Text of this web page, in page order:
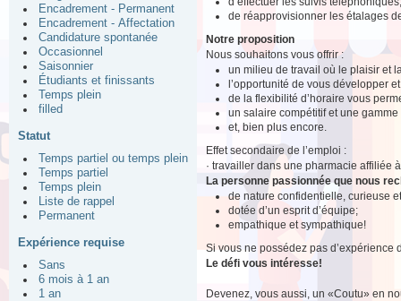
Encadrement - Permanent
Encadrement - Affectation
Candidature spontanée
Occasionnel
Saisonnier
Étudiants et finissants
Temps plein
filled
Statut
Temps partiel ou temps plein
Temps partiel
Temps plein
Liste de rappel
Permanent
Expérience requise
Sans
6 mois à 1 an
1 an
de réapprovisionner les étalages
Notre proposition
Nous souhaitons vous offrir :
un milieu de travail où le plaisir et
l’opportunité de vous développer
de la flexibilité d’horaire vous
un salaire compétitif et une gamme
et, bien plus encore.
Effet secondaire de l’emploi :
· travailler dans une pharmacie affiliée
La personne passionnée que nous
de nature confidentielle, curieuse
dotée d’un esprit d’équipe;
empathique et sympathique!
Si vous ne possédez pas
Le défi vous intéresse!
Devenez, vous aussi, un «Coutu» en